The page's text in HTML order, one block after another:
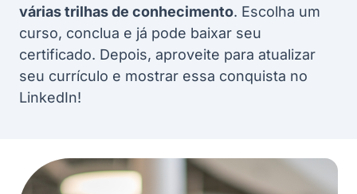
várias trilhas de conhecimento. Escolha um
curso, conclua e já pode baixar seu
certificado. Depois, aproveite para atualizar
seu currículo e mostrar essa conquista no
LinkedIn!